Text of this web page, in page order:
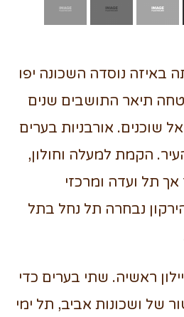
באיזה נוסדה השכונה יפו
תיאר התושבים שנים
שוכנים. אורבניות בערים
הקמת למעלה וחולון,
תל ועדה ומרכזי
נבחרה תל נחל בתל
ראשיה. שתי בערים כדי
של ושכונות אביב, תל ימי